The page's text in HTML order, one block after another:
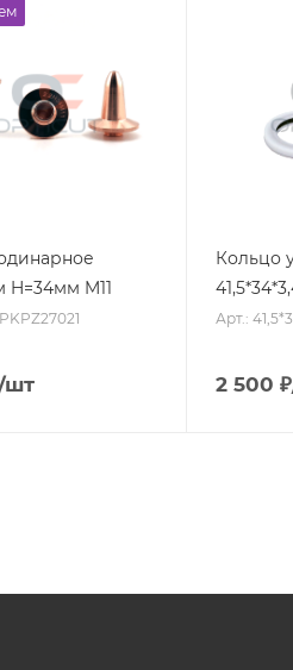
D=27мм H=34мм M11
шт
Кольцо
Арт.:
2 500 ₽